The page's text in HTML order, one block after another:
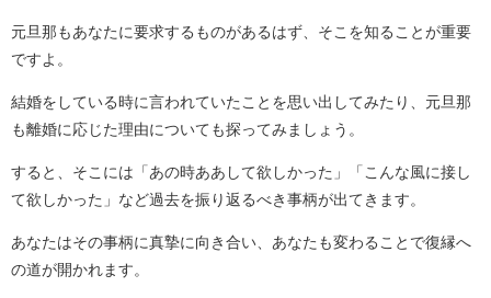
元旦那もあなたに要求するものがあるはず、そこを知ることが重要
ですよ。
結婚をしている時に言われていたことを思い出してみたり、元旦那
も離婚に応じた理由についても探ってみましょう。
すると、そこには「あの時ああして欲しかった」「こんな風に接し
て欲しかった」など過去を振り返るべき事柄が出てきます。
あなたはその事柄に真摯に向き合い、あなたも変わることで復縁へ
の道が開かれます。